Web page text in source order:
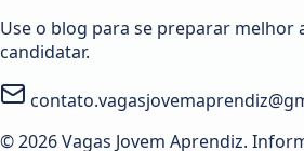
Use o blog para se preparar melhor
candidatar.
© 2026 Vagas Jovem Aprendiz.